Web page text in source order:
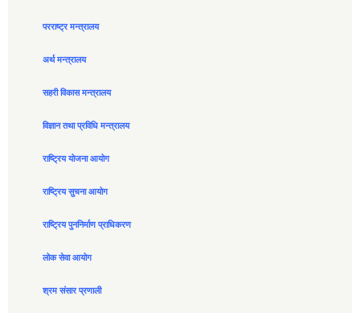
परराष्ट्र मन्त्रालय
अर्थ मन्त्रालय
सहरी विकास मन्त्रालय
विज्ञान तथा प्रविधि मन्त्रालय
राष्ट्रिय योजना आयोग
राष्ट्रिय सुचना आयोग
राष्ट्रिय पुननिर्माण प्राधिकरण
लोक सेवा आयोग
श्रम संसार प्रणाली